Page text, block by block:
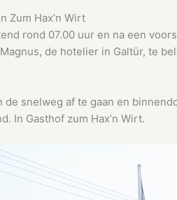
Zum Hax’n Wirt
rond 07.00 uur en na een
de hotelier in Galtür, te
de snelweg af te gaan en
In Gasthof zum Hax’n Wirt.